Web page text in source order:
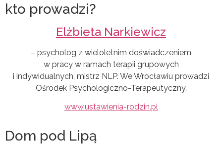
kto prowadzi?
Elżbieta Narkiewicz
– psycholog z wieloletnim doświadczeniem
w pracy w ramach terapii grupowych
i indywidualnych, mistrz NLP. We Wrocławiu prowadzi
Ośrodek Psychologiczno-Terapeutyczny.
www.ustawienia-rodzin.pl
Dom pod Lipą